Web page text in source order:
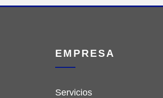
EMPRESA
Servicios